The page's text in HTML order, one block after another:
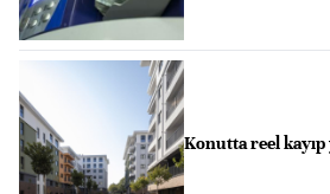
Konutta reel kayıp